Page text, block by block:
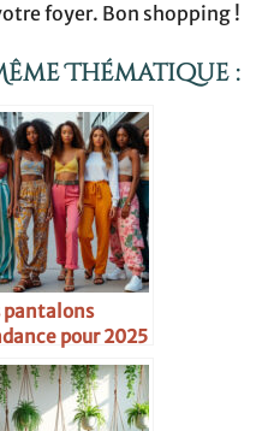
foyer. Bon shopping !
Thématique :
pantalons
pour 2025